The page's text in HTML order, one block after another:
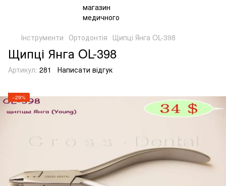
Інструменти Ортодонтія Щипці Янга OL-398
Щипці Янга OL-398
Артикул: 281 Написати відгук
−29%